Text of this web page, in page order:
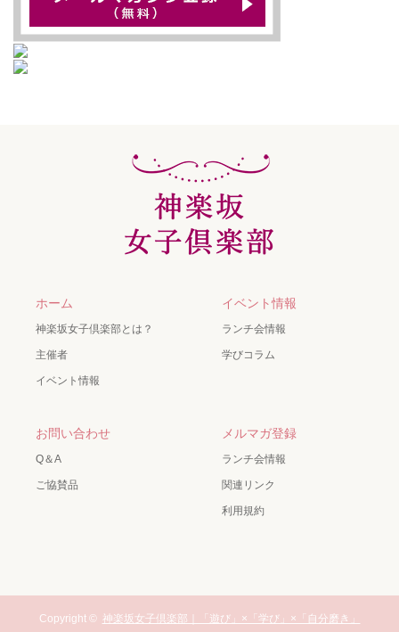
ホーム
神楽坂女子倶楽部とは？
主催者
イベント情報
イベント情報
ランチ会情報
学びコラム
お問い合わせ
Q＆A
ご協賛品
メルマガ登録
ランチ会情報
関連リンク
利用規約
Copyright © 神楽坂女子倶楽部｜「遊び」×「学び」×「自分磨き」